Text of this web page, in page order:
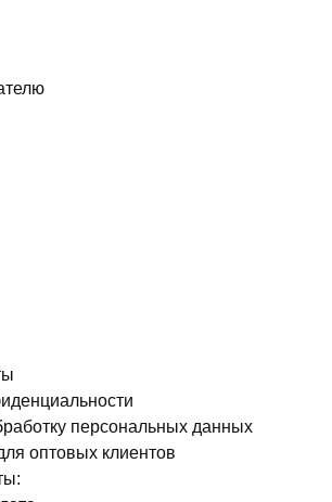
персональных данных
оптовых клиентов